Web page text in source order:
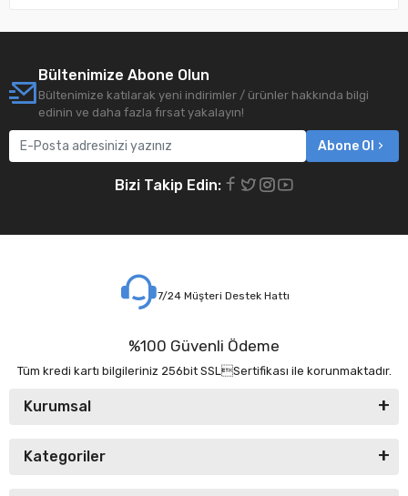
Bültenimize Abone Olun
Bültenimize katılarak yeni indirimler / ürünler hakkında bilgi
edinin ve daha fazla fırsat yakalayın!
Abone Ol
Bizi Takip Edin:
7/24 Müşteri Destek Hattı
%100 Güvenli Ödeme
Tüm kredi kartı bilgileriniz 256bit SSLSertifikası ile korunmaktadır.
Kurumsal
Kategoriler